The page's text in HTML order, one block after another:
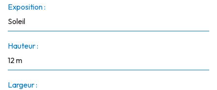
Exposition :
Soleil
Hauteur :
12 m
Largeur :